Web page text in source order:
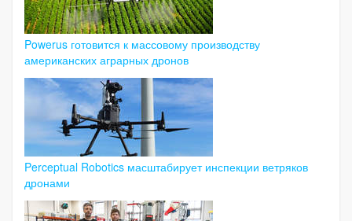
Powerus готовится к массовому производству
американских аграрных дронов
Perceptual Robotics масштабирует инспекции ветряков
дронами